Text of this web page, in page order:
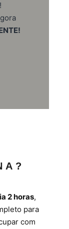
2 horas,
para
com